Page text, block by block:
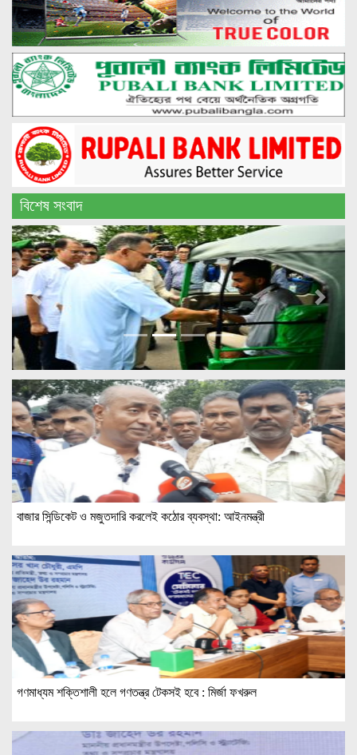
বিশেষ সংবাদ
Previous Next
বাজার সিন্ডিকেট ও মজুতদারি করলেই কঠোর ব্যবস্থা: আইনমন্ত্রী
গণমাধ্যম শক্তিশালী হলে গণতন্ত্র টেকসই হবে : মির্জা ফখরুল